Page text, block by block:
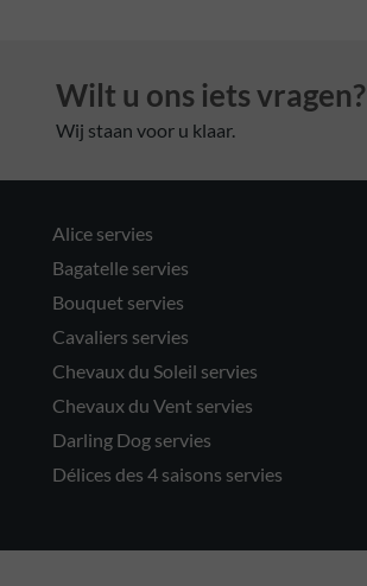
Wilt u ons iets vragen?
Wij staan voor u klaar.
Alice servies
Bagatelle servies
Bouquet servies
Cavaliers servies
Chevaux du Soleil servies
Chevaux du Vent servies
Darling Dog servies
Délices des 4 saisons servies